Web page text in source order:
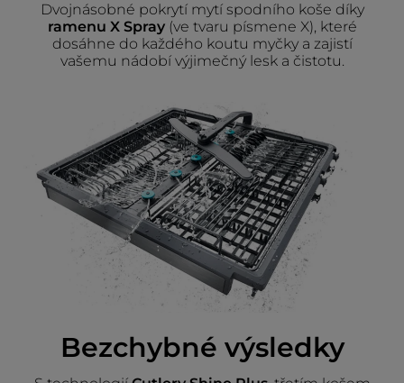
Dvojnásobné pokrytí mytí spodního koše díky
ramenu X Spray(ve tvaru písmene X), které
dosáhne do každého koutu myčky a zajistí
vašemu nádobí výjimečný lesk a čistotu.
Bezchybné výsledky